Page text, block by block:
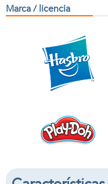
Marca / licencia